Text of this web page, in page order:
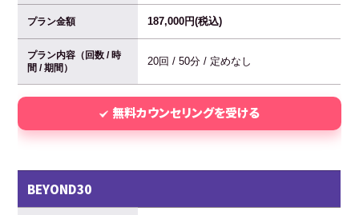
プラン金額 187,000円(税込)
プラン内容（回数 / 時
間 / 期間）
20回 / 50分 / 定めなし
無料カウンセリングを受ける
BEYOND30